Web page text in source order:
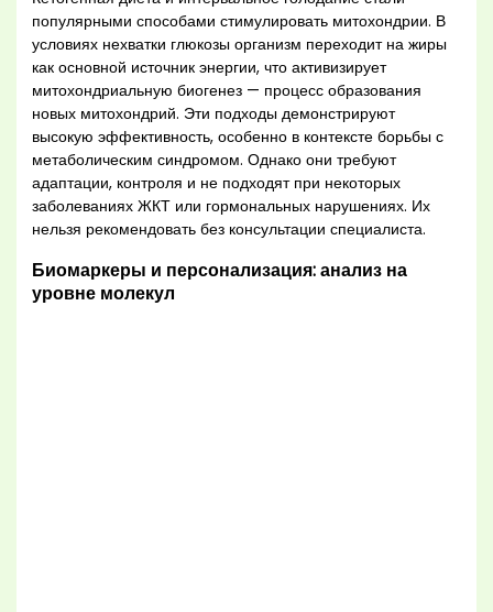
популярными способами стимулировать митохондрии. В
условиях нехватки глюкозы организм переходит на жиры
как основной источник энергии, что активизирует
митохондриальную биогенез — процесс образования
новых митохондрий. Эти подходы демонстрируют
высокую эффективность, особенно в контексте борьбы с
метаболическим синдромом. Однако они требуют
адаптации, контроля и не подходят при некоторых
заболеваниях ЖКТ или гормональных нарушениях. Их
нельзя рекомендовать без консультации специалиста.
Биомаркеры и персонализация: анализ на
уровне молекул